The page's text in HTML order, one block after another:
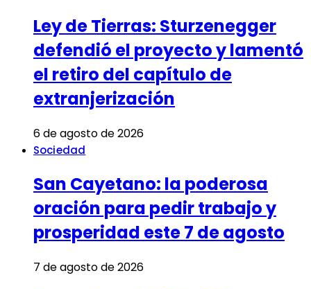
Ley de Tierras: Sturzenegger
defendió el proyecto y lamentó
el retiro del capítulo de
extranjerización
6 de agosto de 2026
Sociedad
San Cayetano: la poderosa
oración para pedir trabajo y
prosperidad este 7 de agosto
7 de agosto de 2026